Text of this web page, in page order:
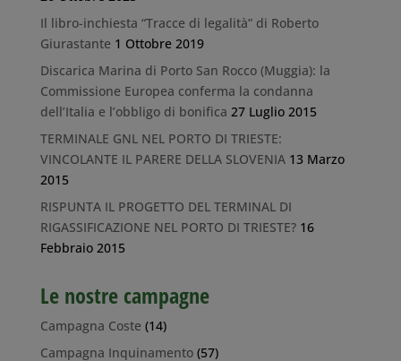
Il libro-inchiesta “Tracce di legalità” di Roberto
Giurastante 1 Ottobre 2019
Discarica Marina di Porto San Rocco (Muggia): la
Commissione Europea conferma la condanna
dell’Italia e l’obbligo di bonifica 27 Luglio 2015
TERMINALE GNL NEL PORTO DI TRIESTE:
VINCOLANTE IL PARERE DELLA SLOVENIA 13 Marzo
2015
RISPUNTA IL PROGETTO DEL TERMINAL DI
RIGASSIFICAZIONE NEL PORTO DI TRIESTE? 16
Febbraio 2015
Le nostre campagne
Campagna Coste (14)
Campagna Inquinamento(57)